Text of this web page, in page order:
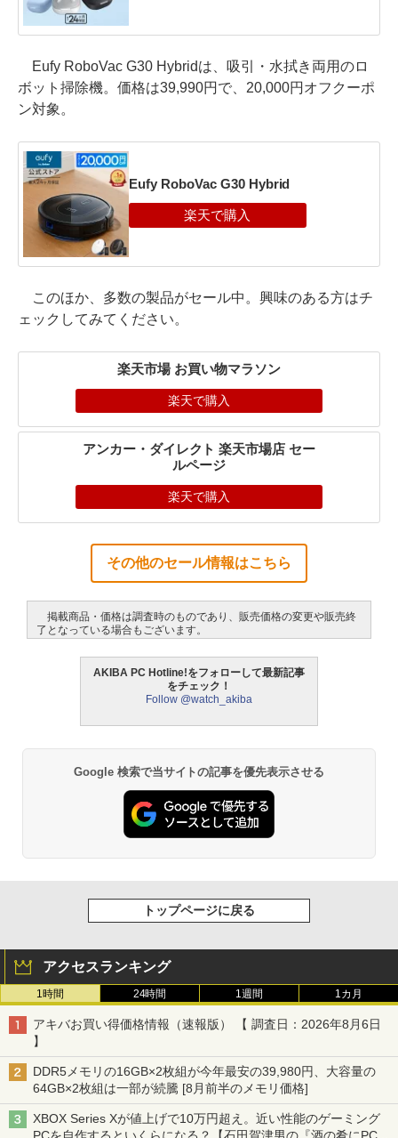
Eufy RoboVac G30 Hybridは、吸引・水拭き両用のロ
ボット掃除機。価格は39,990円で、20,000円オフクーポ
ン対象。
Eufy RoboVac G30 Hybrid
このほか、多数の製品がセール中。興味のある方はチ
ェックしてみてください。
楽天市場 お買い物マラソン
楽天で購入
アンカー・ダイレクト 楽天市場店 セー
ルページ
楽天で購入
その他のセール情報はこちら
掲載商品・価格は調査時のものであり、販売価格の変更や販売終
了となっている場合もございます。
AKIBA PC Hotline!をフォローして最新記事
をチェック！
Follow @watch_akiba
Google 検索で当サイトの記事を優先表示させる
トップページに戻る
アクセスランキング
1時間 24時間 1週間 1カ月
アキバお買い得価格情報（速報版） 【 調査日：2026年8月6日
】
DDR5メモリの16GB×2枚組が今年最安の39,980円、大容量の
64GB×2枚組は一部が続騰 [8月前半のメモリ価格]
XBOX Series Xが値上げで10万円超え。近い性能のゲーミング
PCを自作するといくらになる？【石田賀津男の『酒の肴にPCゲ